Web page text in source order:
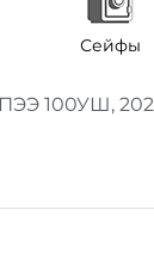
Сейфы
100УШ,